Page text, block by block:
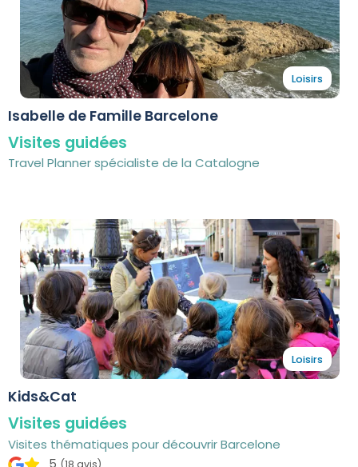
Loisirs
Isabelle de Famille Barcelone
Visites guidées
Travel Planner spécialiste de la Catalogne
Loisirs
Kids&Cat
Visites guidées
Visites thématiques pour découvrir Barcelone